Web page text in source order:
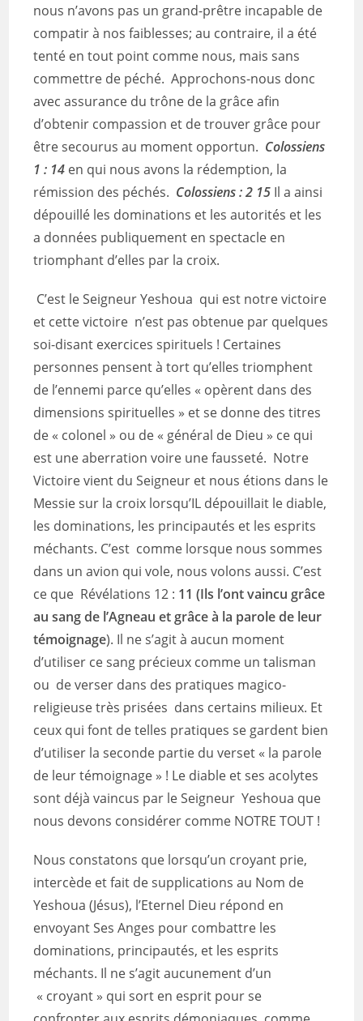
nous n’avons pas un grand-prêtre incapable de
compatir à nos faiblesses; au contraire, il a été
tenté en tout point comme nous, mais sans
commettre de péché. Approchons-nous donc
avec assurance du trône de la grâce afin
d’obtenir compassion et de trouver grâce pour
être secourus au moment opportun. Colossiens
1 : 14 en qui nous avons la rédemption, la
rémission des péchés. Colossiens : 2 15 Il a ainsi
dépouillé les dominations et les autorités et les
a données publiquement en spectacle en
triomphant d’elles par la croix.
C’est le Seigneur Yeshoua qui est notre victoire
et cette victoire n’est pas obtenue par quelques
soi-disant exercices spirituels ! Certaines
personnes pensent à tort qu’elles triomphent
de l’ennemi parce qu’elles « opèrent dans des
dimensions spirituelles » et se donne des titres
de « colonel » ou de « général de Dieu » ce qui
est une aberration voire une fausseté. Notre
Victoire vient du Seigneur et nous étions dans le
Messie sur la croix lorsqu’IL dépouillait le diable,
les dominations, les principautés et les esprits
méchants. C’est comme lorsque nous sommes
dans un avion qui vole, nous volons aussi. C’est
ce que Révélations 12 : 11 (Ils l’ont vaincu grâce
au sang de l’Agneau et grâce à la parole de leur
témoignage). Il ne s’agit à aucun moment
d’utiliser ce sang précieux comme un talisman
ou de verser dans des pratiques magico-
religieuse très prisées dans certains milieux. Et
ceux qui font de telles pratiques se gardent bien
d’utiliser la seconde partie du verset « la parole
de leur témoignage » ! Le diable et ses acolytes
sont déjà vaincus par le Seigneur Yeshoua que
nous devons considérer comme NOTRE TOUT !
Nous constatons que lorsqu’un croyant prie,
intercède et fait de supplications au Nom de
Yeshoua (Jésus), l’Eternel Dieu répond en
envoyant Ses Anges pour combattre les
dominations, principautés, et les esprits
méchants. Il ne s’agit aucunement d’un
« croyant » qui sort en esprit pour se